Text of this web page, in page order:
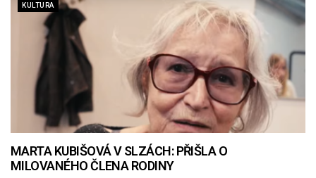
KULTURA
MARTA KUBIŠOVÁ V SLZÁCH: PŘIŠLA O
MILOVANÉHO ČLENA RODINY